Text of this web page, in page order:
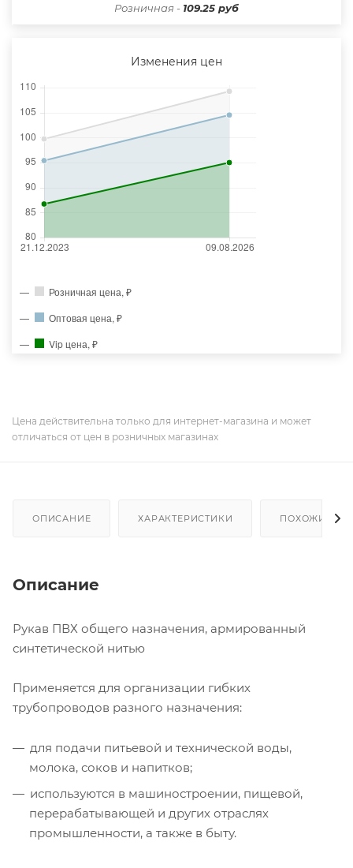
Розничная - 109.25 руб
Изменения цен
Розничная цена, ₽
Оптовая цена, ₽
Vip цена, ₽
Цена действительна только для интернет-магазина и может
отличаться от цен в розничных магазинах
ОПИСАНИЕ ХАРАКТЕРИСТИКИ ПОХОЖИЕ
Описание
Рукав ПВХ общего назначения, армированный
синтетической нитью
Применяется для организации гибких
трубопроводов разного назначения:
для подачи питьевой и технической воды,
молока, соков и напитков;
используются в машиностроении, пищевой,
перерабатывающей и других отраслях
промышленности, а также в быту.